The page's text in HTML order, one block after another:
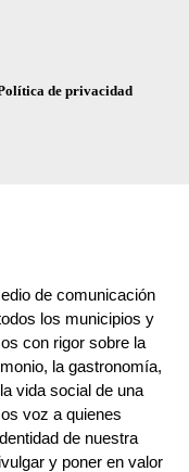
de privacidad
de comunicación
los municipios y
con rigor sobre la
la gastronomía,
vida social de una
voz a quienes
de nuestra
y poner en valor